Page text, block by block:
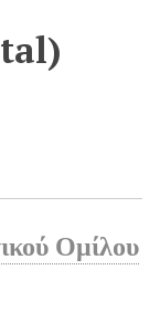
Ομίλου